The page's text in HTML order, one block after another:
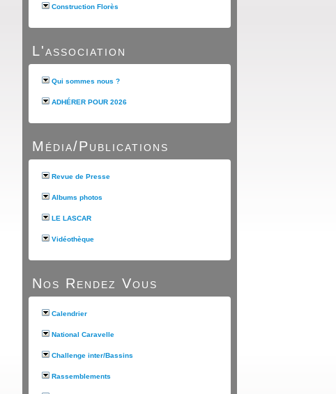
Construction Florès
L'association
Qui sommes nous ?
ADHÉRER POUR 2026
Média/Publications
Revue de Presse
Albums photos
LE LASCAR
Vidéothèque
Nos Rendez Vous
Calendrier
National Caravelle
Challenge inter/Bassins
Rassemblements